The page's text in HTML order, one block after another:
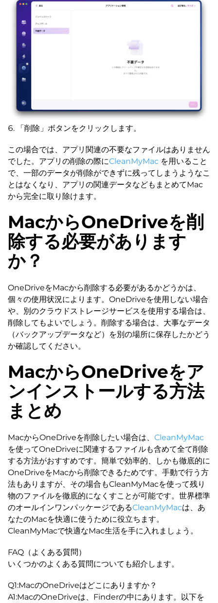
「削除」ボタンをクリックします。
この場合では、アプリ関連の不要なファイルはありません
でした。アプリの削除の際にCleanMyMac を用いること
で、一部のデータが削除ができずに残ってしまうようなこ
とはなくなり、アプリの関連データなどもまとめてMac
から完全に取り除けます。
MacからOneDriveを削
除する必要があります
か？
OneDriveをMacから削除する必要があるかどうかは、
個々の使用状況によります。OneDriveを使用しない場合
や、別のクラウドストレージサービスを使用する場合は、
削除してもよいでしょう。削除する場合は、大事なデータ
（バックアップデータなど）を別の場所に保存したかどう
か確認してください。
MacからOneDriveをア
ンインストールする方法
まとめ
MacからOneDriveを削除したい場合は、 CleanMyMac
を使ってOneDriveに関連するファイルも含めて全て削除
する方法がおすすめです。簡単で効率的、しかも徹底的に
OneDriveをMacから削除できるためです。手動で行う方
法もありますが、その場合もCleanMyMacを使って残り
物のファイルを徹底的になくすことが可能です。世界標準
のオールインワンパッケージであるCleanMyMacは、あ
なたのMacを快適に使うために役立ちます。
CleanMyMacで快適なMac生活を手に入れましょう。
FAQ（よくある質問）
いくつかのよくある質問についても紹介します。
Q1:MacのOneDriveはどこにありますか？
A1:MacのOneDriveは、Finderの中にあります。以下を